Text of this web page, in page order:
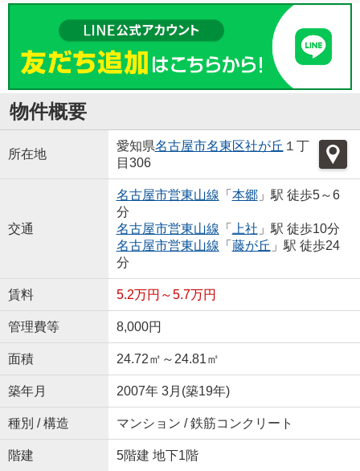
物件概要
所在地
愛知県名古屋市名東区社が丘 １丁
目306
交通
名古屋市営東山線 「 本郷」駅 徒歩5～6
分
名古屋市営東山線 「 上社 」駅 徒歩10分
名古屋市営東山線 「 藤が丘 」駅 徒歩24
分
賃料 5.2万円～5.7万円
管理費等 8,000円
面積 24.72㎡～24.81㎡
築年月 2007年 3月(築19年)
種別 / 構造 マンション / 鉄筋コンクリート
階建 5階建 地下1階